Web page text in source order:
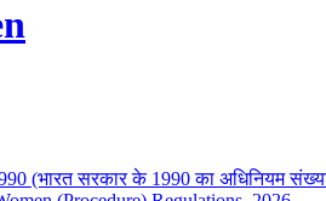
(भारत सरकार के 1990 का अधिनियम